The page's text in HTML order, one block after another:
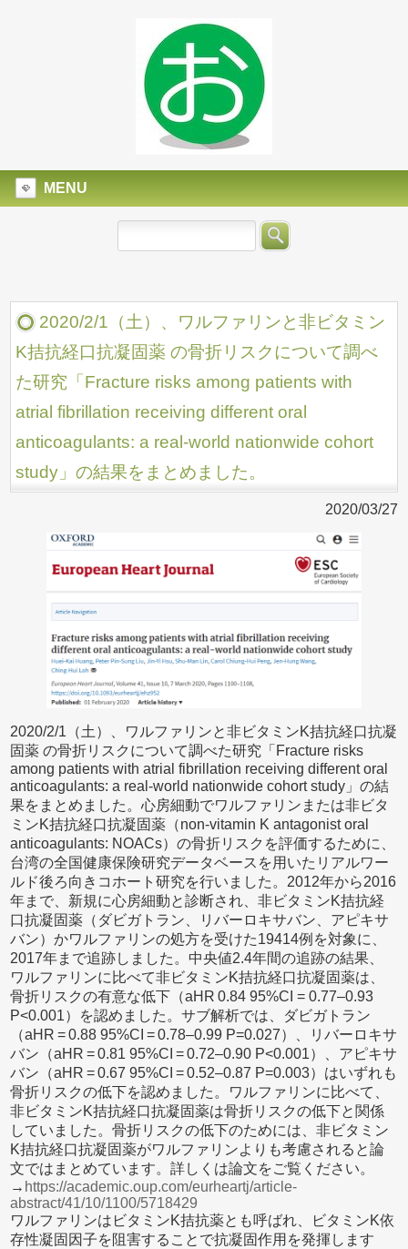
MENU
2020/2/1（土）、ワルファリンと非ビタミン
K拮抗経口抗凝固薬 の骨折リスクについて調べ
た研究「Fracture risks among patients with
atrial fibrillation receiving different oral
anticoagulants: a real-world nationwide cohort
study」の結果をまとめました。
2020/03/27
2020/2/1（土）、ワルファリンと非ビタミンK拮抗経口抗凝
固薬 の骨折リスクについて調べた研究「Fracture risks
among patients with atrial fibrillation receiving different oral
anticoagulants: a real-world nationwide cohort study」の結
果をまとめました。心房細動でワルファリンまたは非ビタ
ミンK拮抗経口抗凝固薬（non-vitamin K antagonist oral
anticoagulants: NOACs）の骨折リスクを評価するために、
台湾の全国健康保険研究データベースを用いたリアルワー
ルド後ろ向きコホート研究を行いました。2012年から2016
年まで、新規に心房細動と診断され、非ビタミンK拮抗経
口抗凝固薬（ダビガトラン、リバーロキサバン、アピキサ
バン）かワルファリンの処方を受けた19414例を対象に、
2017年まで追跡しました。中央値2.4年間の追跡の結果、
ワルファリンに比べて非ビタミンK拮抗経口抗凝固薬は、
骨折リスクの有意な低下（aHR 0.84 95%CI = 0.77–0.93
P<0.001）を認めました。サブ解析では、ダビガトラン
（aHR = 0.88 95%CI = 0.78–0.99 P=0.027）、リバーロキサ
バン（aHR = 0.81 95%CI = 0.72–0.90 P<0.001）、アピキサ
バン（aHR = 0.67 95%CI = 0.52–0.87 P=0.003）はいずれも
骨折リスクの低下を認めました。ワルファリンに比べて、
非ビタミンK拮抗経口抗凝固薬は骨折リスクの低下と関係
していました。骨折リスクの低下のためには、非ビタミン
K拮抗経口抗凝固薬がワルファリンよりも考慮されると論
文ではまとめています。詳しくは論文をご覧ください。
→ https://academic.oup.com/eurheartj/article-
abstract/41/10/1100/5718429
ワルファリンはビタミンK拮抗薬とも呼ばれ、ビタミンK依
存性凝固因子を阻害することで抗凝固作用を発揮します